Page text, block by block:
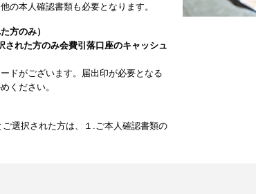
の本人確認書類も必要となります。
方のみ）
れた方のみ会費引落口座のキャッシュ
ドがございます。届出印が必要となる
ください。
選択された方は、１.ご本人確認書類の